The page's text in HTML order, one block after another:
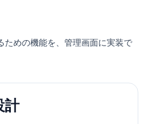
ための機能を、管理画面に実装で
計